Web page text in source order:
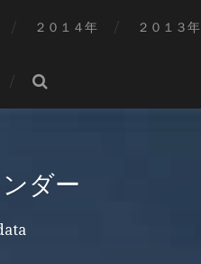
２０１４年 ２０１３年
ダー